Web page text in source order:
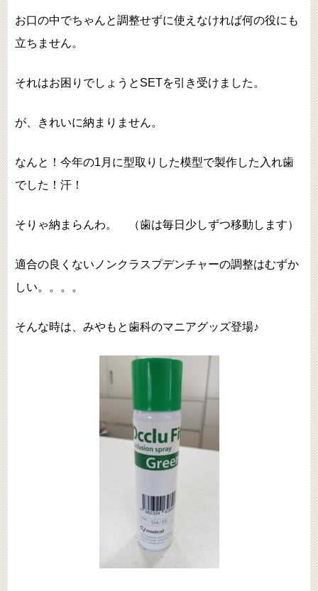
お口の中でちゃんと調整せずに使えなければ何の役にも
立ちません。
それはお困りでしょうとSETを引き受けました。
が、きれいに納まりません。
なんと！今年の1月に型取りした模型で製作した入れ歯
でした！汗！
そりゃ納まらんわ。 （歯は毎日少しずつ移動します）
適合の良くないノンクラスプデンチャーの調整はむずか
しい。。。。
そんな時は、みやもと歯科のマニアグッズ登場♪